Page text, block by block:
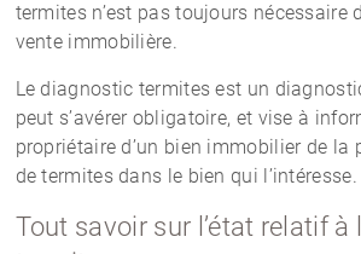
termites n’est pas toujours nécessaire
vente immobilière.
Le diagnostic termites est un
peut s’avérer obligatoire, et vise à
propriétaire d’un bien immobilier de la
de termites dans le bien qui l’intéresse.
Tout savoir sur l’état relatif à